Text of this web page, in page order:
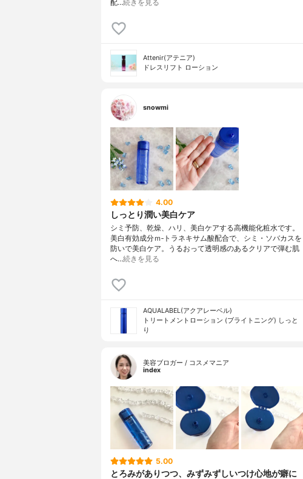
配…続きを見る
Attenir(アテニア)
ドレスリフト ローション
snowmi
4.00
しっとり潤い美白ケア
シミ予防、乾燥、ハリ、美白ケアする高機能化粧水です。
美白有効成分ｍ‐トラネキサム酸配合で、シミ・ソバカスを
防いで美白ケア。うるおって透明感のあるクリアで弾む肌
へ…続きを見る
AQUALABEL(アクアレーベル)
トリートメントローション (ブライトニング) しっと
り
美容ブロガー / コスメマニア
index
5.00
とろみがありつつ、みずみずしいつけ心地が癖に